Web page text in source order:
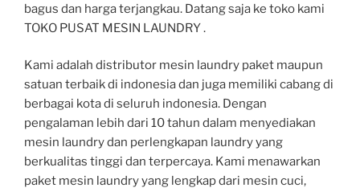
bagus dan harga terjangkau. Datang saja ke toko kami
TOKO PUSAT MESIN LAUNDRY .
Kami adalah distributor mesin laundry paket maupun
satuan terbaik di indonesia dan juga memiliki cabang di
berbagai kota di seluruh indonesia. Dengan
pengalaman lebih dari 10 tahun dalam menyediakan
mesin laundry dan perlengkapan laundry yang
berkualitas tinggi dan terpercaya. Kami menawarkan
paket mesin laundry yang lengkap dari mesin cuci,